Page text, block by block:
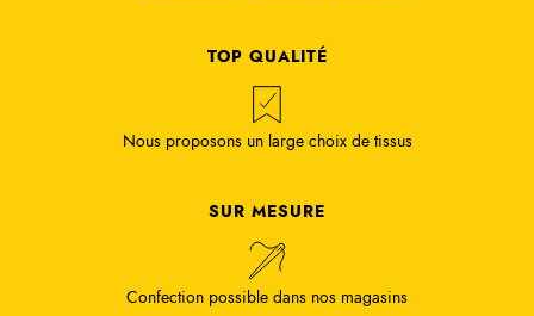
TOP QUALITÉ
Nous proposons un large choix de tissus
SUR MESURE
Confection possible dans nos magasins